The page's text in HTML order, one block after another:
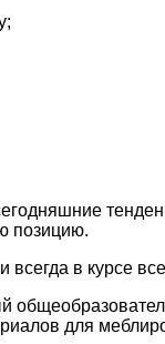
позицию.
всегда в курсе
для